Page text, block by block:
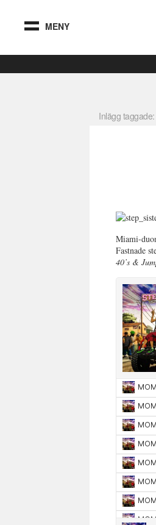
MENY
Inlägg taggade:
Miami-
Fastnade
40’s &